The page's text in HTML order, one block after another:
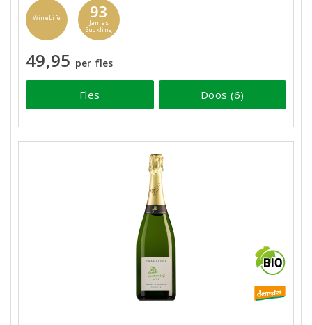
WineLife 93
James
Suckling
49,95 per fles
Fles Doos (6)